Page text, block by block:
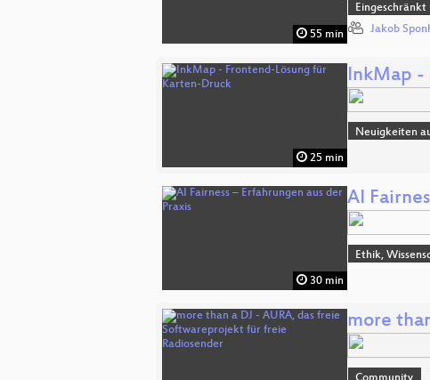
55 min
Jakob
25 min
InkMap -
Neuigkeiten
30 min
AI
Ethik,
more